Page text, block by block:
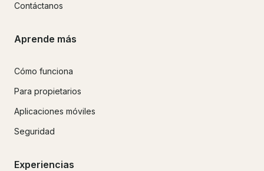
Contáctanos
Aprende más
Cómo funciona
Para propietarios
Aplicaciones móviles
Seguridad
Experiencias